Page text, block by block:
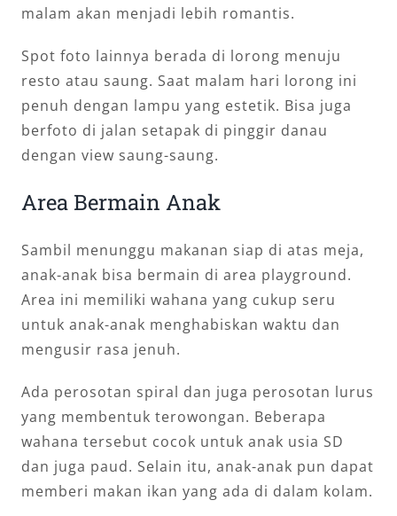
malam akan menjadi lebih romantis.
Spot foto lainnya berada di lorong menuju
resto atau saung. Saat malam hari lorong ini
penuh dengan lampu yang estetik. Bisa juga
berfoto di jalan setapak di pinggir danau
dengan view saung-saung.
Area Bermain Anak
Sambil menunggu makanan siap di atas meja,
anak-anak bisa bermain di area playground.
Area ini memiliki wahana yang cukup seru
untuk anak-anak menghabiskan waktu dan
mengusir rasa jenuh.
Ada perosotan spiral dan juga perosotan lurus
yang membentuk terowongan. Beberapa
wahana tersebut cocok untuk anak usia SD
dan juga paud. Selain itu, anak-anak pun dapat
memberi makan ikan yang ada di dalam kolam.